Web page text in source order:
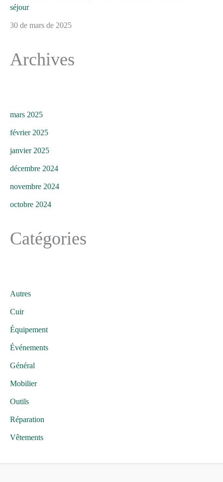
séjour
30 de mars de 2025
Archives
mars 2025
février 2025
janvier 2025
décembre 2024
novembre 2024
octobre 2024
Catégories
Autres
Cuir
Équipement
Événements
Général
Mobilier
Outils
Réparation
Vêtements